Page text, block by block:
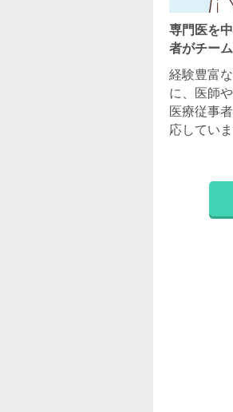
専門医を
者がチー
経験豊富
に、医師
医療従事
応していま